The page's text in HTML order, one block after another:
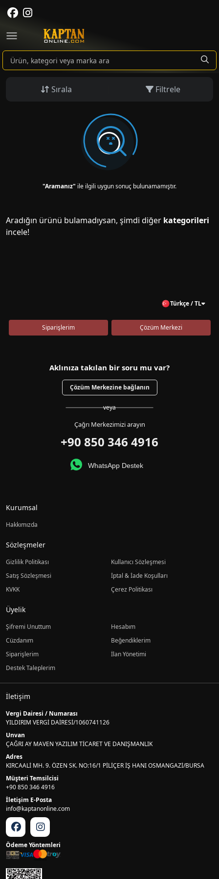
Sırala Filtrele
"Aramanız" ile ilgili uygun sonuç bulunamamıştır.
Aradığın ürünü bulamadıysan, şimdi diğer kategorileri
incele!
Türkçe / TL
Siparişlerim Çözüm Merkezi
Aklınıza takılan bir soru mu var?
Çözüm Merkezine bağlanın
veya
Çağrı Merkezimizi arayın
+90 850 346 4916
WhatsApp Destek
Kurumsal
Hakkımızda
Sözleşmeler
Gizlilik Politikası
Kullanıcı Sözleşmesi
Satış Sözleşmesi
İptal & İade Koşulları
KVKK
Çerez Politikası
Üyelik
Şifremi Unuttum
Hesabım
Cüzdanım
Beğendiklerim
Siparişlerim
İlan Yönetimi
Destek Taleplerim
İletişim
Vergi Dairesi / Numarası
YILDIRIM VERGİ DAİRESİ/1060741126
Unvan
ÇAĞRI AY MAVEN YAZILIM TİCARET VE DANIŞMANLIK
Adres
KIRCAALİ MH. 9. ÖZEN SK. NO:16/1 PİLİÇER İŞ HANI OSMANGAZİ/BURSA
Müşteri Temsilcisi
+90 850 346 4916
İletişim E-Posta
info@kaptanonline.com
Ödeme Yöntemleri